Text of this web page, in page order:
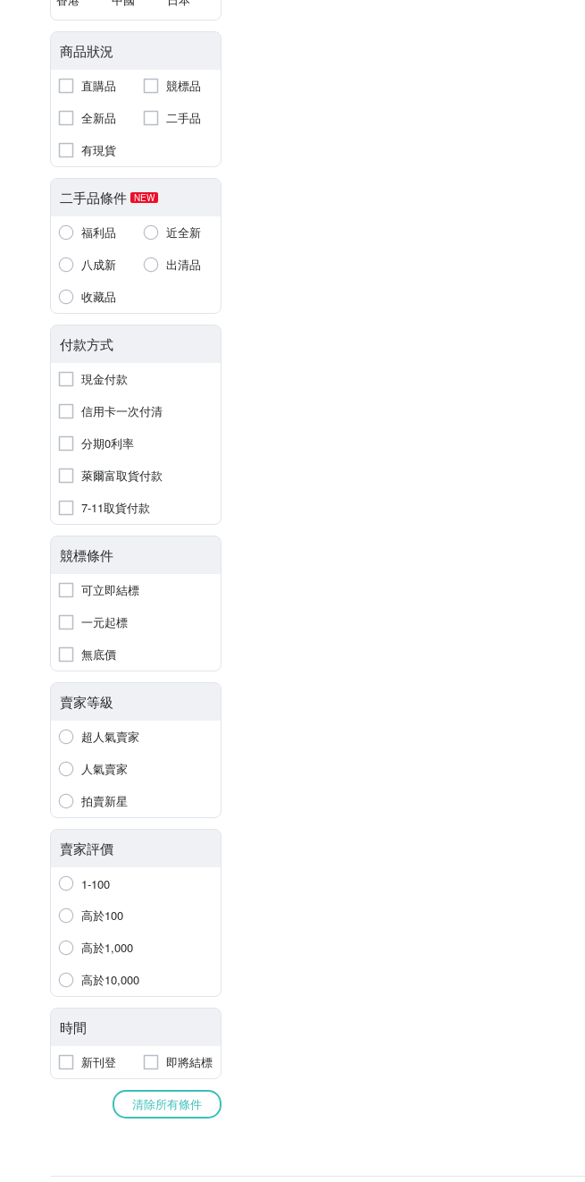
商品狀況
直購品
競標品
全新品
二手品
有現貨
二手品條件 NEW
福利品
近全新
八成新
出清品
收藏品
付款方式
現金付款
信用卡一次付清
分期0利率
萊爾富取貨付款
7-11取貨付款
競標條件
可立即結標
一元起標
無底價
賣家等級
超人氣賣家
人氣賣家
拍賣新星
賣家評價
1-100
高於100
高於1,000
高於10,000
時間
新刊登 即將結標
清除所有條件